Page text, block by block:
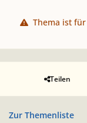
Thema ist
Teilen
Zur Themenliste